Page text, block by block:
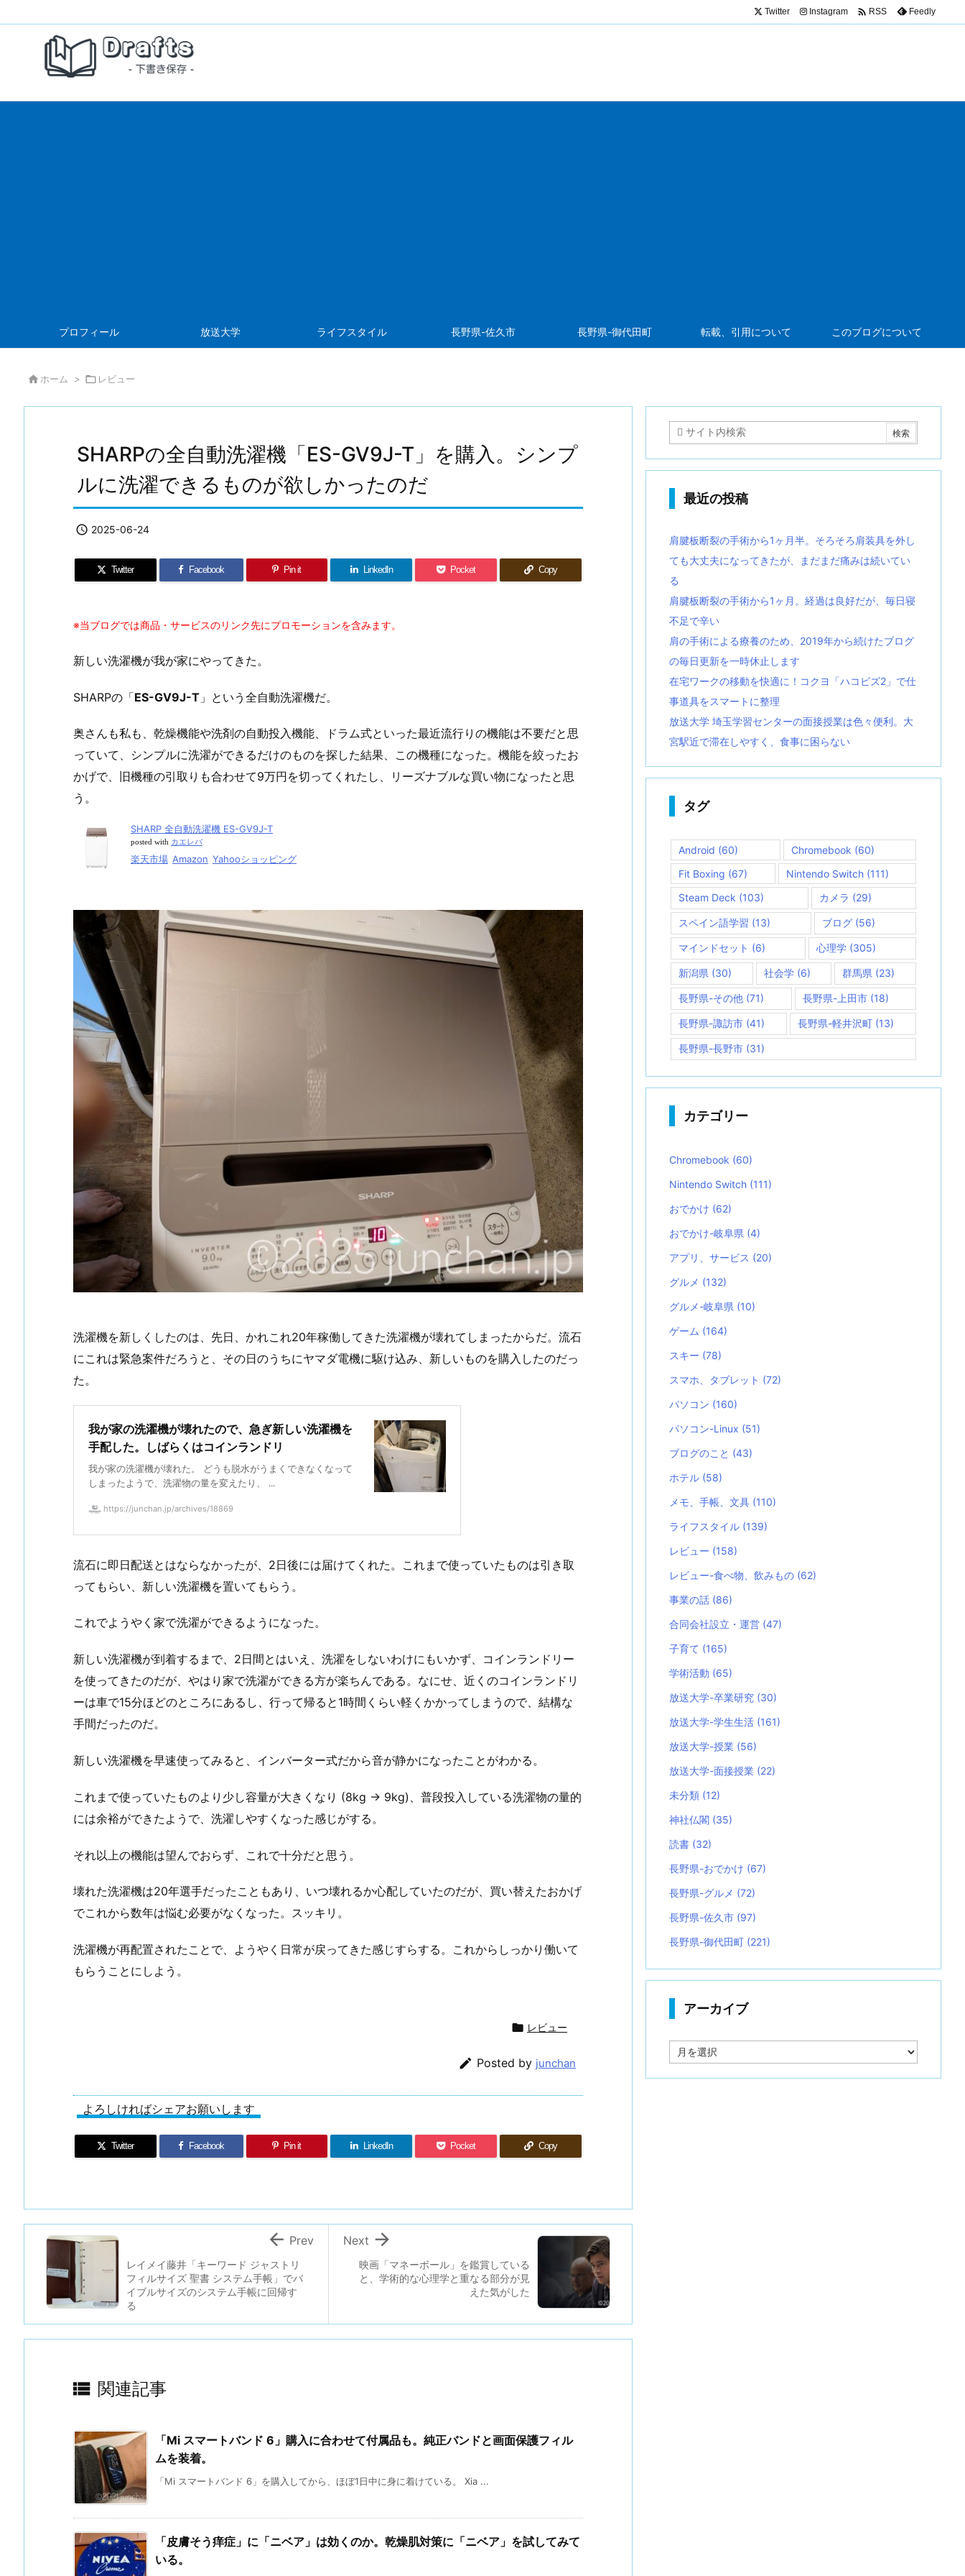
プロフィール 放送大学 ライフスタイル 長野県-佐久市 長野県-御代田町 転載、引用について このブログについて
Twitter Instagram  RSS Feedly
 ホーム >  レビュー
SHARPの全自動洗濯機「ES-GV9J-T」を購入。シンプ
ルに洗濯できるものが欲しかったのだ
 2025-06-24
Twitter Facebook Pin it LinkedIn Pocket Copy
※当ブログでは商品・サービスのリンク先にプロモーションを含みます。
新しい洗濯機が我が家にやってきた。
SHARPの「ES-GV9J-T 」という全自動洗濯機だ。
奥さんも私も、乾燥機能や洗剤の自動投入機能、ドラム式といった最近流行りの機能は不要だと思
っていて、シンプルに洗濯ができるだけのものを探した結果、この機種になった。機能を絞ったお
かげで、旧機種の引取りも合わせて9万円を切ってくれたし、リーズナブルな買い物になったと思
う。
SHARP 全自動洗濯機 ES-GV9J-T
posted with カエレバ
楽天市場 Amazon Yahooショッピング
洗濯機を新しくしたのは、先日、かれこれ20年稼働してきた洗濯機が壊れてしまったからだ。流石
にこれは緊急案件だろうと、その日のうちにヤマダ電機に駆け込み、新しいものを購入したのだっ
た。
我が家の洗濯機が壊れたので、急ぎ新しい洗濯機を
手配した。しばらくはコインランドリ
我が家の洗濯機が壊れた。 どうも脱水がうまくできなくなって
しまったようで、洗濯物の量を変えたり、 ...
https://junchan.jp/archives/18869
流石に即日配送とはならなかったが、2日後には届けてくれた。これまで使っていたものは引き取
ってもらい、新しい洗濯機を置いてもらう。
これでようやく家で洗濯ができるようになった。
新しい洗濯機が到着するまで、2日間とはいえ、洗濯をしないわけにもいかず、コインランドリー
を使ってきたのだが、やはり家で洗濯ができる方が楽ちんである。なにせ、近くのコインランドリ
ーは車で15分ほどのところにあるし、行って帰ると1時間くらい軽くかかってしまうので、結構な
手間だったのだ。
新しい洗濯機を早速使ってみると、インバーター式だから音が静かになったことがわかる。
これまで使っていたものより少し容量が大きくなり (8kg → 9kg)、普段投入している洗濯物の量的
には余裕ができたようで、洗濯しやすくなった感じがする。
それ以上の機能は望んでおらず、これで十分だと思う。
壊れた洗濯機は20年選手だったこともあり、いつ壊れるか心配していたのだが、買い替えたおかげ
でこれから数年は悩む必要がなくなった。スッキリ。
洗濯機が再配置されたことで、ようやく日常が戻ってきた感じすらする。これからしっかり働いて
もらうことにしよう。
 レビュー
 Posted by junchan
よろしければシェアお願いします
Twitter Facebook Pin it LinkedIn Pocket Copy
映画「マネーボール」を鑑賞している
と、学術的な心理学と重なる部分が見
えた気がした

Next
レイメイ藤井「キーワード ジャストリ
フィルサイズ 聖書 システム手帳」でバ
イブルサイズのシステム手帳に回帰す
る
 Prev
 関連記事
「Mi スマートバンド 6」購入に合わせて付属品も。純正バンドと画面保護フィル
ムを装着。
「Mi スマートバンド 6」を購入してから、ほぼ1日中に身に着けている。 Xia ...
「皮膚そう痒症」に「ニベア」は効くのか。乾燥肌対策に「ニベア」を試してみて
いる。
最近の投稿
肩腱板断裂の手術から1ヶ月半。そろそろ肩装具を外し
ても大丈夫になってきたが、まだまだ痛みは続いてい
る
肩腱板断裂の手術から1ヶ月。経過は良好だが、毎日寝
不足で辛い
肩の手術による療養のため、2019年から続けたブログ
の毎日更新を一時休止します
在宅ワークの移動を快適に！コクヨ「ハコビズ2」で仕
事道具をスマートに整理
放送大学 埼玉学習センターの面接授業は色々便利。大
宮駅近で滞在しやすく、食事に困らない
タグ
Android (60) Chromebook (60)
Fit Boxing (67) Nintendo Switch(111)
Steam Deck (103) カメラ (29)
スペイン語学習 (13) ブログ (56)
マインドセット (6) 心理学 (305)
新潟県 (30) 社会学(6) 群馬県 (23)
長野県-その他 (71) 長野県-上田市(18)
長野県-諏訪市 (41) 長野県-軽井沢町 (13)
長野県-長野市 (31)
カテゴリー
Chromebook (60)
Nintendo Switch (111)
おでかけ (62)
おでかけ-岐阜県 (4)
アプリ、サービス (20)
グルメ (132)
グルメ-岐阜県 (10)
ゲーム (164)
スキー (78)
スマホ、タブレット (72)
パソコン (160)
パソコン-Linux (51)
ブログのこと (43)
ホテル (58)
メモ、手帳、文具 (110)
ライフスタイル (139)
レビュー (158)
レビュー-食べ物、飲みもの (62)
事業の話 (86)
合同会社設立・運営 (47)
子育て (165)
学術活動 (65)
放送大学-卒業研究 (30)
放送大学-学生生活 (161)
放送大学-授業 (56)
放送大学-面接授業 (22)
未分類 (12)
神社仏閣 (35)
読書 (32)
長野県-おでかけ (67)
長野県-グルメ (72)
長野県-佐久市 (97)
長野県-御代田町 (221)
アーカイブ
ー